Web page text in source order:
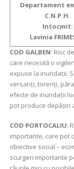
Departament
C.N.P.H.
Intocmit:
Lavinia
COD GALBEN: Risc
care necesită o
expuse la inundații.
versanți, torenți,
efecte de inundații
pot produce depășiri
COD PORTOCALIU:
importante, care pot
obiective social –
scurgeri importante